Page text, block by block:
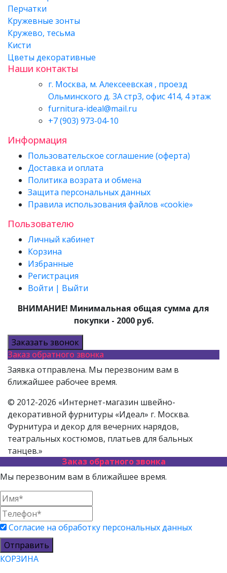
Перчатки
Кружевные зонты
Кружево, тесьма
Кисти
Цветы декоративные
Наши контакты
г. Москва, м. Алексеевская , проезд
Ольминского д. 3А стр3, офис 414, 4 этаж
furnitura-ideal@mail.ru
+7 (903) 973-04-10
Информация
Пользовательское соглашение (оферта)
Доставка и оплата
Политика возрата и обмена
Защита персональных данных
Правила использования файлов «cookie»
Пользователю
Личный кабинет
Корзина
Избранные
Регистрация
Войти | Выйти
ВНИМАНИЕ! Минимальная общая сумма для
покупки - 2000 руб.
Заказать звонок
Заказ обратного звонка
Заявка отправлена. Мы перезвоним вам в
ближайшее рабочее время.
© 2012-2026 «Интернет-магазин швейно-
декоративной фурнитуры «Идеал» г. Москва.
Фурнитура и декор для вечерних нарядов,
театральных костюмов, платьев для бальных
танцев.»
Заказ обратного звонка
Мы перезвоним вам в ближайшее время.
Согласие на обработку персональных данных
Отправить
КОРЗИНА